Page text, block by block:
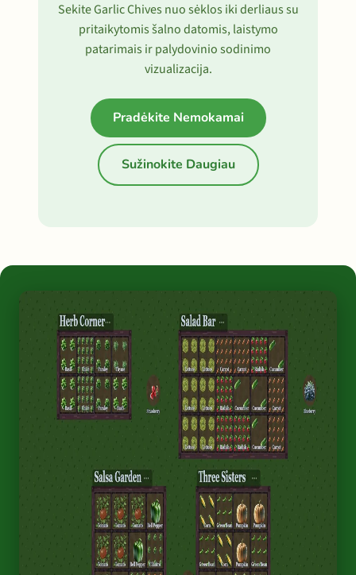
Sekite Garlic Chives nuo sėklos iki derliaus su
pritaikytomis šalno datomis, laistymo
patarimais ir palydovinio sodinimo
vizualizacija.
Pradėkite Nemokamai
Sužinokite Daugiau